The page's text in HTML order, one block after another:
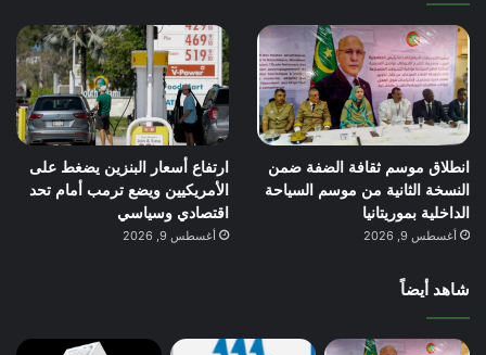
انطلاق موسم ثقافة الضفة ضمن
النسخة الثانية من موسم السياحة
الداخلية بموريتانيا
أغسطس 9, 2026
ارتفاع أسعار البنزين يضغط على
الأمريكيين ويضع ترمب أمام تحد
اقتصادي وسياسي
أغسطس 9, 2026
شاهد أيضاً